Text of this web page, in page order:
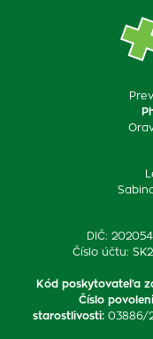
DIČ:
Číslo účtu:
Kód poskytovateľa
Číslo
starostlivosti: 03886/